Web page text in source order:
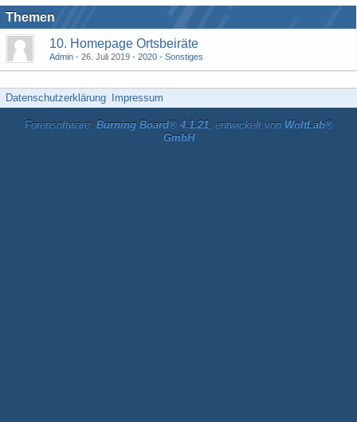
Themen
10. Homepage Ortsbeiräte
Admin 26. Juli 2019 2020 - Sonstiges
Datenschutzerklärung Impressum
Forensoftware: Burning Board® 4.1.21, entwickelt von WoltLab®
GmbH